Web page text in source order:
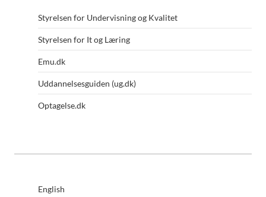
Styrelsen for Undervisning og Kvalitet
Styrelsen for It og Læring
Emu.dk
Uddannelsesguiden (ug.dk)
Optagelse.dk
English